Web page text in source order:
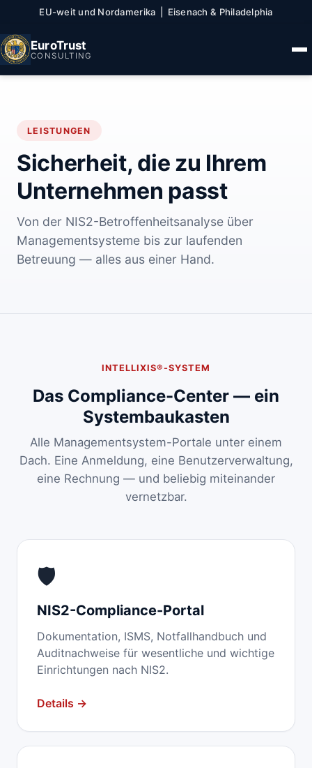
EU-weit und Nordamerika | Eisenach & Philadelphia
EuroTrust
CONSULTING
LEISTUNGEN
Sicherheit, die zu Ihrem
Unternehmen passt
Von der NIS2-Betroffenheitsanalyse über
Managementsysteme bis zur laufenden
Betreuung — alles aus einer Hand.
INTELLIXIS®-SYSTEM
Das Compliance-Center — ein
Systembaukasten
Alle Managementsystem-Portale unter einem
Dach. Eine Anmeldung, eine Benutzerverwaltung,
eine Rechnung — und beliebig miteinander
vernetzbar.
🛡️
NIS2-Compliance-Portal
Dokumentation, ISMS, Notfallhandbuch und
Auditnachweise für wesentliche und wichtige
Einrichtungen nach NIS2.
Details →